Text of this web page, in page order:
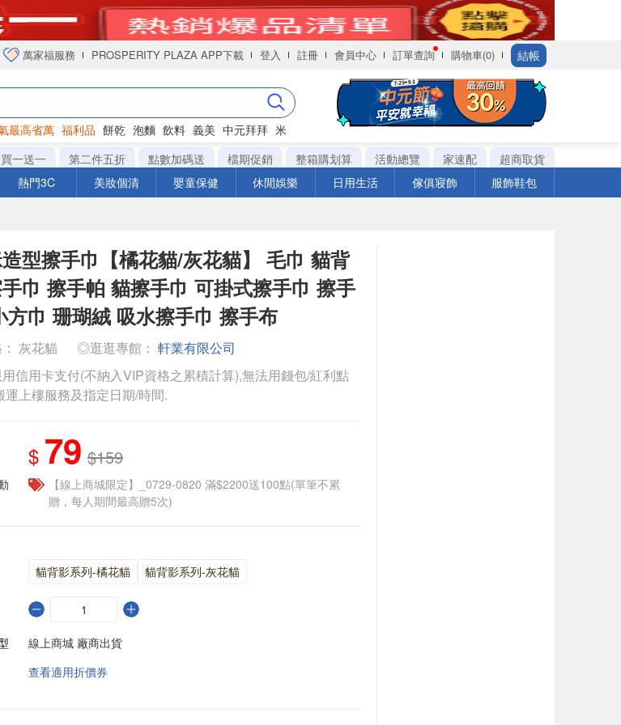
萬家福服務 PROSPERITY PLAZA APP下載 登入 註冊 會員中心 訂單查詢 購物車(0) 結帳
最高省萬 福利品 餅乾 泡麵 飲料 義美 中元拜拜 米
買一送一 第二件五折 點數加碼送 檔期促銷 整箱購划算 活動總覽 家速配
超商取貨
熱門3C 美妝個清 嬰童保健 休閒娛樂 日用生活 傢俱寢飾 服飾鞋包
型擦手巾【橘花貓/灰花貓】 毛巾 貓背
巾 擦手帕 貓擦手巾 可掛式擦手巾 擦手
方巾 珊瑚絨 吸水擦手巾 擦手布
灰花貓 ◎逛逛專館： 軒業有限公司
信用卡支付(不納入VIP資格之累積計算),無法用錢包/紅利點
運上樓服務及指定日期/時間.
$ 79 $159
【線上商城限定】_0729-0820 滿$2200送100點(單筆不累
贈，每人期間最高贈5次)
貓背影系列-橘花貓 貓背影系列-灰花貓
線上商城 廠商出貨
查看適用折價券